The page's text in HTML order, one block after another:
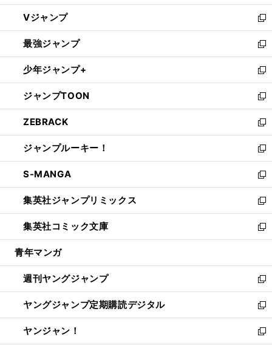
ウ
ィ
ン
ド
ウ
で
開
く
し
い
ウ
ィ
ン
ド
ウ
で
開
く
Vジャンプ
新
し
い
ウ
ィ
ン
ド
ウ
で
開
く
最強ジャンプ
新
し
い
ウ
ィ
ン
ド
ウ
で
開
く
少年ジャンプ+
新
し
い
ウ
ィ
ン
ド
ウ
で
開
く
ジャンプTOON
新
し
い
ウ
ィ
ン
ド
ウ
で
開
く
ZEBRACK
新
し
い
ウ
ィ
ン
ド
ウ
で
開
ジャンプルーキー！
新
し
い
ウ
ィ
ン
ド
ウ
開
く
S-MANGA
新
し
い
ウ
ィ
ン
ウ
で
開
く
集英社ジャンプリミックス
新
し
い
ウ
ン
ド
ウ
で
開
く
集英社コミック文庫
新
し
ウ
ィ
ン
ド
ウ
で
開
青年マンガ
週刊ヤングジャンプ
新
し
い
ウ
ィ
ン
ヤングジャンプ定期購読デジタル
新
し
い
ウ
ヤンジャン！
新